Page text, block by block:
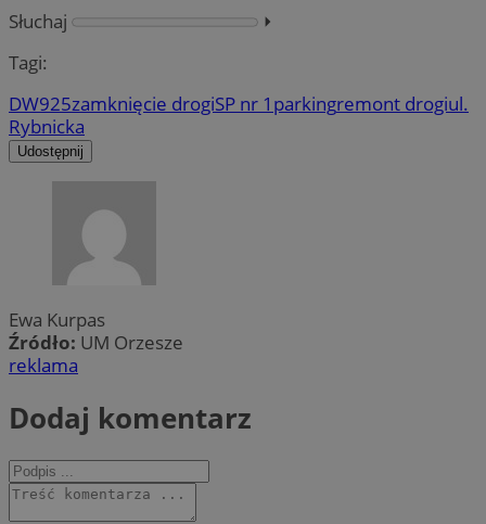
Słuchaj
⏵︎
Tagi:
DW925zamknięcie drogiSP nr 1 parkingremont drogiul.
Rybnicka
Udostępnij
Ewa Kurpas
Źródło: UM Orzesze
reklama
Dodaj komentarz